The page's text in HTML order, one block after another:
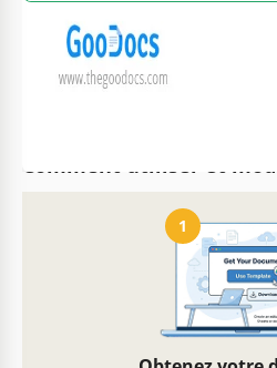
Personnalisez le texte, les
1